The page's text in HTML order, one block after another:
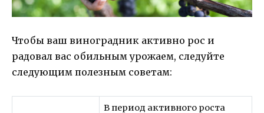
Чтобы ваш виноградник активно рос и
радовал вас обильным урожаем, следуйте
следующим полезным советам:
В период активного роста